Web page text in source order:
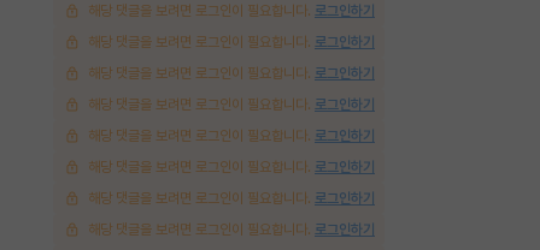
해당 댓글을 보려면 로그인이 필요합니다. 로그인하기
해당 댓글을 보려면 로그인이 필요합니다. 로그인하기
해당 댓글을 보려면 로그인이 필요합니다. 로그인하기
해당 댓글을 보려면 로그인이 필요합니다. 로그인하기
해당 댓글을 보려면 로그인이 필요합니다. 로그인하기
해당 댓글을 보려면 로그인이 필요합니다. 로그인하기
해당 댓글을 보려면 로그인이 필요합니다. 로그인하기
해당 댓글을 보려면 로그인이 필요합니다. 로그인하기